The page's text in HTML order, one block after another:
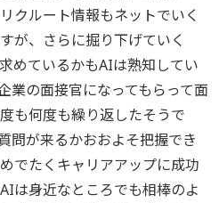
クルート情報もネットでいく
が、さらに掘り下げていく
めているかもAIは熟知してい
業の面接官になってもらって面
も何度も繰り返したそうで
問が来るかおおよそ把握でき
でたくキャリアアップに成功
は身近なところでも相棒のよ